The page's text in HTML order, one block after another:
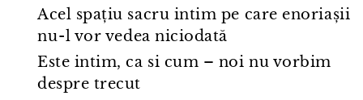
Acel spațiu sacru intim pe care enoriașii
nu⁠-⁠l vor vedea niciodată
Este intim, ca si cum – noi nu vorbim
despre trecut